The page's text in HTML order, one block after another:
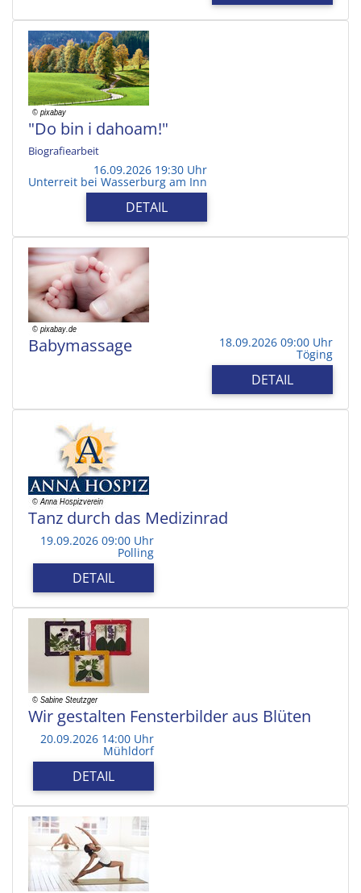
"Do bin i dahoam!"
Biografiearbeit
16.09.2026 19:30 Uhr
Unterreit bei Wasserburg am Inn
DETAIL
Babymassage 18.09.2026 09:00 Uhr
Töging
DETAIL
Tanz durch das Medizinrad
19.09.2026 09:00 Uhr
Polling
DETAIL
Wir gestalten Fensterbilder aus Blüten
20.09.2026 14:00 Uhr
Mühldorf
DETAIL